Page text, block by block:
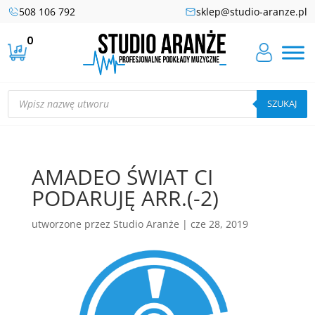
508 106 792 sklep@studio-aranze.pl
0
Wyszukiwarka
produktów SZUKAJ
AMADEO ŚWIAT CI
PODARUJĘ ARR.(-2)
utworzone przez Studio Aranże | cze 28, 2019